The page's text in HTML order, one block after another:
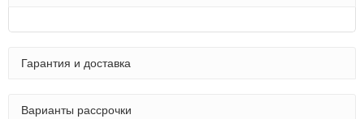
Гарантия и доставка
Варианты рассрочки